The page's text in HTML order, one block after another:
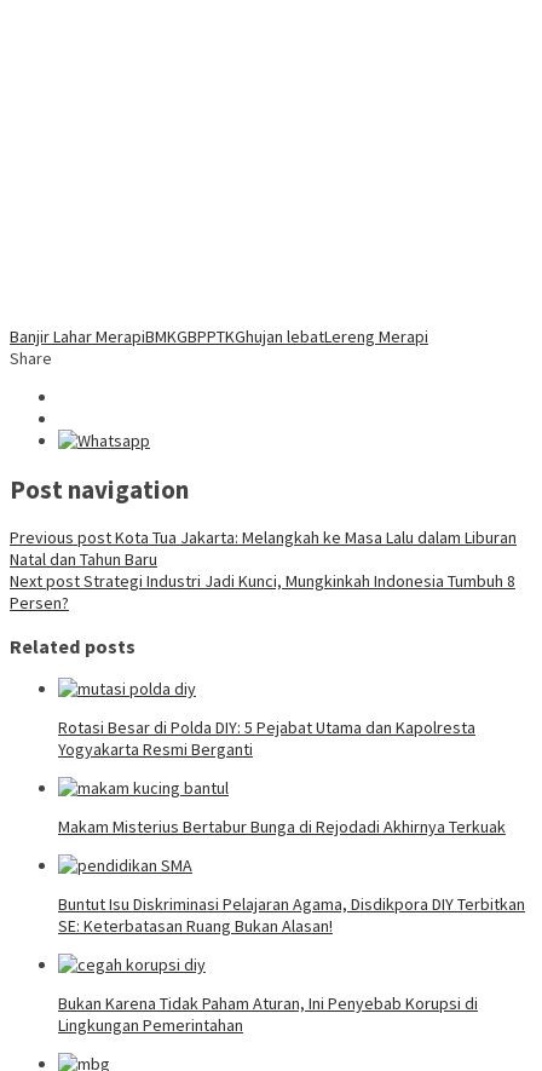
Banjir Lahar MerapiBMKGBPPTKGhujan lebatLereng Merapi
Share
Post navigation
Previous postKota Tua Jakarta: Melangkah ke Masa Lalu dalam Liburan
Natal dan Tahun Baru
Next postStrategi Industri Jadi Kunci, Mungkinkah Indonesia Tumbuh 8
Persen?
Related posts
Rotasi Besar di Polda DIY: 5 Pejabat Utama dan Kapolresta
Yogyakarta Resmi Berganti
Makam Misterius Bertabur Bunga di Rejodadi Akhirnya Terkuak
Buntut Isu Diskriminasi Pelajaran Agama, Disdikpora DIY Terbitkan
SE: Keterbatasan Ruang Bukan Alasan!
Bukan Karena Tidak Paham Aturan, Ini Penyebab Korupsi di
Lingkungan Pemerintahan